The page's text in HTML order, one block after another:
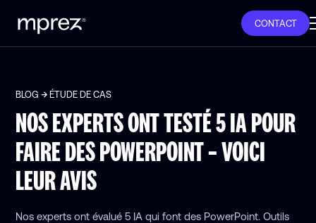
CONTACT
BLOG ÉTUDE DE CAS
NOS EXPERTS ONT TESTÉ 5 IA POUR
FAIRE DES POWERPOINT – VOICI
LEUR AVIS
Nos experts ont évalué 5 IA qui font des PowerPoint. Outils